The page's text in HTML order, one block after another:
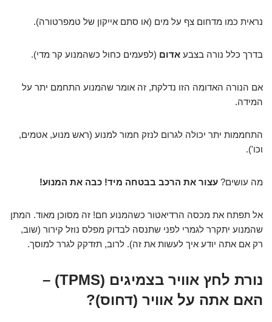
נראית כמו מדחום צף על מים (או סתם אייקון של טמפרטורה).
בדרך כלל נורה בצבע אדום (לפעמים כחול כשהמנוע קר מדי).
אם הנורה האדומה הזו נדלקת, זה אומר שהמנוע התחמם יתר על
המידה.
התחממות יתר יכולה לגרום לנזק חמור למנוע (ראש מנוע, אטמים,
וכו').
מה עושים? עצור את הרכב בבטחה מיד! כבה את המנוע!
אל תפתח את מכסה הרדיאטור כשהמנוע חם! זה מסוכן מאוד. המתן
שהמנוע יתקרר לגמרי לפני שתנסה לבדוק מפלס נוזל קירור (שוב,
רק אם אתה יודע איך לעשות את זה). לרוב, תזדקק לגרר למוסך.
נורת לחץ אוויר בצמיגים (TPMS) –
האם אתה על אוויר (דחוס)?